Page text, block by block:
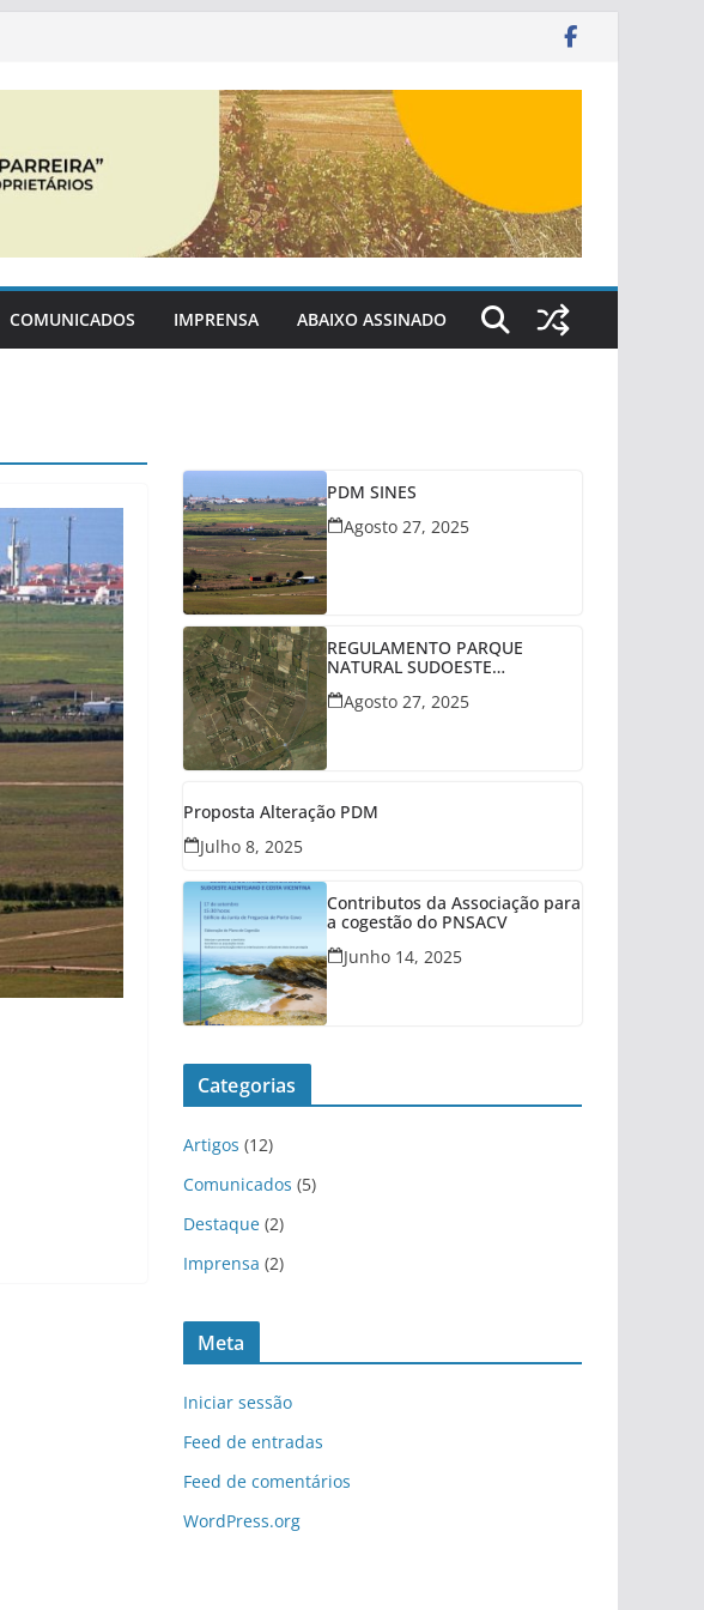
COMUNICADOS IMPRENSA ABAIXO ASSINADO
PDM SINES
Agosto 27, 2025
REGULAMENTO PARQUE
NATURAL SUDOESTE
Agosto 27, 2025
Proposta Alteração PDM
Julho 8, 2025
Contributos da Associação para
a cogestão do PNSACV
Junho 14, 2025
Categorias
Artigos (12)
Comunicados (5)
Destaque (2)
Imprensa (2)
Meta
Iniciar sessão
Feed de entradas
Feed de comentários
WordPress.org